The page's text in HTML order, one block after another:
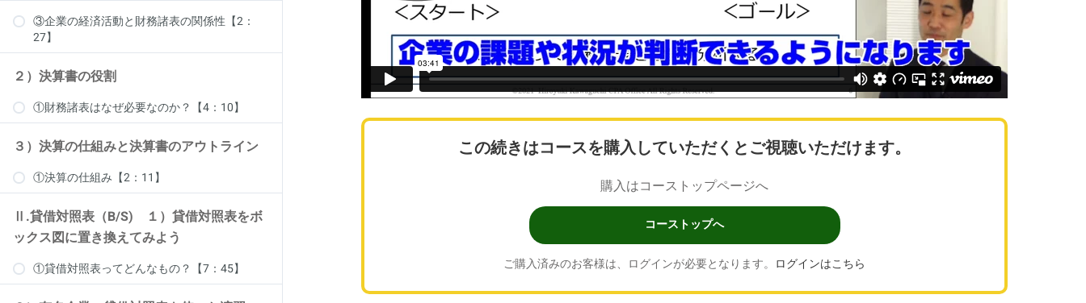
③企業の経済活動と財務諸表の関係性【2：
27】
２）決算書の役割
①財務諸表はなぜ必要なのか？【4：10】
３）決算の仕組みと決算書のアウトライン
①決算の仕組み【2：11】
Ⅱ.貸借対照表（B/S) １）貸借対照表をボ
ックス図に置き換えてみよう
①貸借対照表ってどんなもの？【7：45】
この続きはコースを購入していただくとご視聴いただけます。
購入はコーストップページへ
コーストップへ
ご購入済みのお客様は、ログインが必要となります。 ログインはこちら